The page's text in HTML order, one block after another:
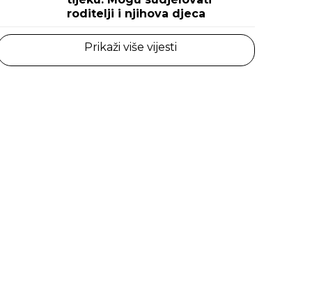
roditelji i njihova djeca
Prikaži više vijesti